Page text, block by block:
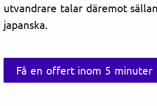
utvandrare talar däremot
japanska.
Få en offert inom 5 minuter